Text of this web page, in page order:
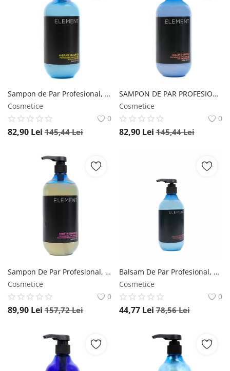
Sampon de Par Profesional, pentru HIDRATARE, Element, 1000 ml Element
Cosmetice
0
82,90 Lei 145,44Lei
SAMPON DE PAR PROFESIONAL, PENTRU PASTRAREA CULORII, COLOR, Element, 1000 ml Element
Cosmetice
0
82,90 Lei 145,44Lei
Sampon De Par Profesional, Cu Keratina, Pentru Toate Tipurile De Par, Element, 1000 ml Element
Cosmetice
0
89,90 Lei 157,72Lei
Balsam De Par Profesional, Pentru Pastrarea Culorii, Color, Element, 500 ml Element
Cosmetice
0
44,77 Lei 78,56Lei